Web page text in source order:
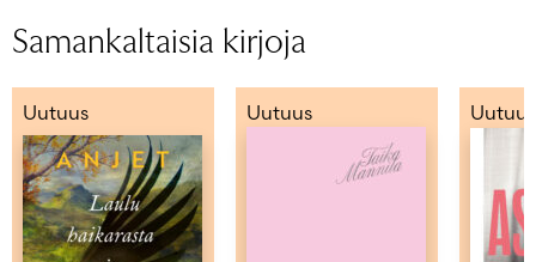
Samankaltaisia kirjoja
Uutuus Uutuus Uutuus